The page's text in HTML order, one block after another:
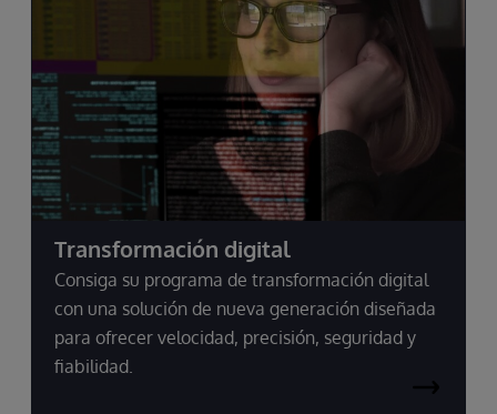
Transformación digital
Consiga su programa de transformación digital
con una solución de nueva generación diseñada
para ofrecer velocidad, precisión, seguridad y
fiabilidad.